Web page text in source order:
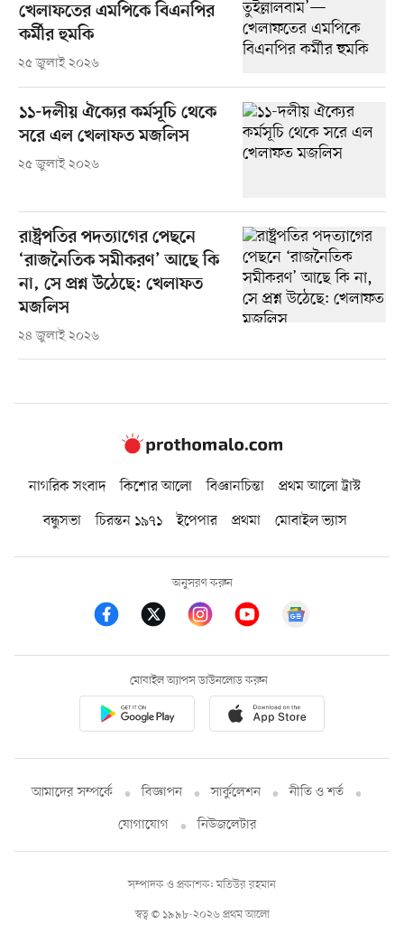
খেলাফতের এমপিকে বিএনপির
কর্মীর হুমকি
২৫ জুলাই ২০২৬
১১-দলীয় ঐক্যের কর্মসূচি থেকে
সরে এল খেলাফত মজলিস
২৫ জুলাই ২০২৬
রাষ্ট্রপতির পদত্যাগের পেছনে
‘রাজনৈতিক সমীকরণ’ আছে কি
না, সে প্রশ্ন উঠেছে: খেলাফত
মজলিস
২৪ জুলাই ২০২৬
নাগরিক সংবাদ কিশোর আলো বিজ্ঞানচিন্তা
প্রথম আলো ট্রাস্ট
বন্ধুসভা
চিরন্তন ১৯৭১ ইপেপার প্রথমা মোবাইল ভ্যাস
অনুসরণ করুন
মোবাইল অ্যাপস ডাউনলোড করুন
আমাদের সম্পর্কে বিজ্ঞাপন সার্কুলেশন
নীতি ও শর্ত
যোগাযোগ
নিউজলেটার
স্বত্ব © ১৯৯৮-২০২৬ প্রথম আলো
সম্পাদক ও প্রকাশক: মতিউর রহমান